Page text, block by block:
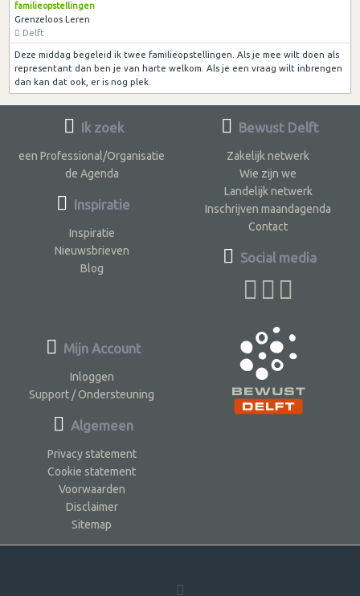
familieopstellingen
Grenzeloos Leren
Delft
Deze middag begeleid ik twee familieopstellingen. Als je mee wilt doen als
representant dan ben je van harte welkom. Als je een vraag wilt inbrengen
dan kan dat ook, er is nog plek.
Ik zoek
een Professional/Organisatie
de Agenda
Inspiratie
Inspiratie
Nieuwsbrieven
Blog
Bewust Delft
Zakelijk netwerk
Wie zijn we
Landelijk netwerk
Inschrijven maandagenda
Contact
Social media
Mijn Account
Inloggen
Support / Ondersteuning
Algemeen
Privacy statement
Cookie statement
Voorwaarden
Disclaimer
Sitemap